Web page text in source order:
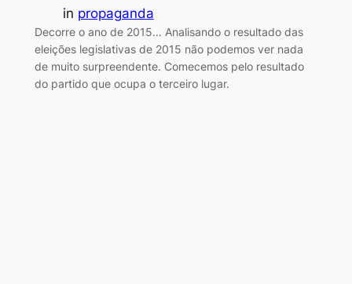
in propaganda
Decorre o ano de 2015… Analisando o resultado das
eleições legislativas de 2015 não podemos ver nada
de muito surpreendente. Comecemos pelo resultado
do partido que ocupa o terceiro lugar.